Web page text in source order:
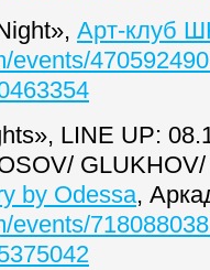
Арт-клуб
events/
LINE UP:
by Odessa,
events/